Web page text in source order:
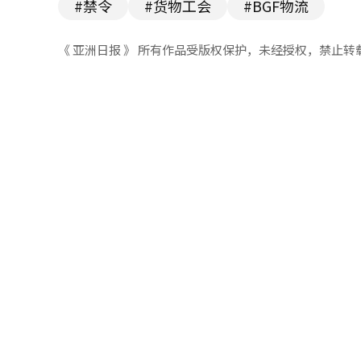
#禁令 #货物工会 #BGF物流
《 亚洲日报 》 所有作品受版权保护，未经授权，禁止转